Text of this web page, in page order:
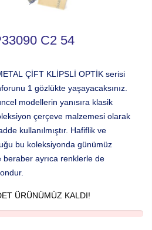
C2 54
ÇİFT KLİPSLİ OPTİK serisi
1 gözlükte yaşayacaksınız.
modellerin yanısıra klasik
çerçeve malzemesi olarak
kullanılmıştır. Hafiflik ve
bu koleksiyonda günümüz
beraber ayrıca renklerle de
ÜRÜNÜMÜZ KALDI!